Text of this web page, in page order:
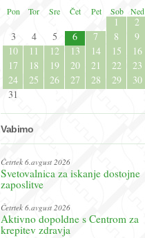
Pon
Tor Sre Čet Pet Sob Ned
1
2
3
4 5 6 7 8
9
10
11 12 13 14 15
16
17
18 19 20 21 22
23
24
25 26 27 28 29
30
31
Vabimo
Četrtek 6.avgust 2026
Svetovalnica za iskanje dostojne
zaposlitve
Četrtek 6.avgust 2026
Aktivno dopoldne s Centrom za
krepitev zdravja